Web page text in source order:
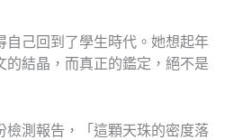
己回到了學生時代。她想起年
結晶，而真正的鑑定，絕不是
檢測報告，「這顆天珠的密度落